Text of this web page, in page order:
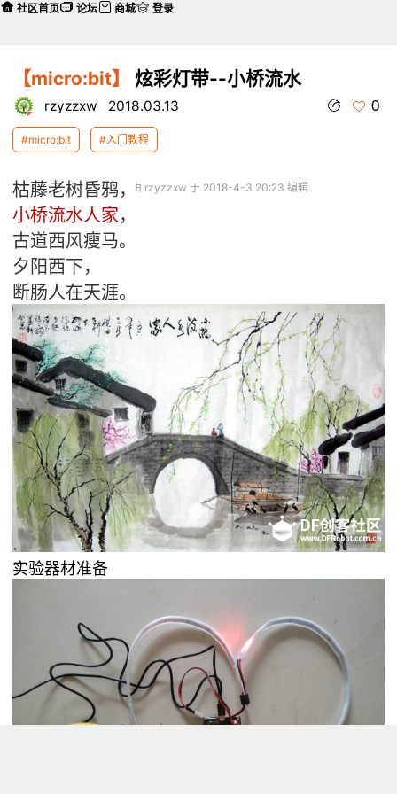
【micro:bit】 炫彩灯带--小桥流水
rzyzzxw 2018.03.13 0
#micro:bit #入门教程
本帖最后由 rzyzzxw 于 2018-4-3 20:23 编辑
枯藤老树昏鸦，
小桥流水人家，
古道西风瘦马。
夕阳西下，
断肠人在天涯。
实验器材准备
社区首页 论坛 商城 登录